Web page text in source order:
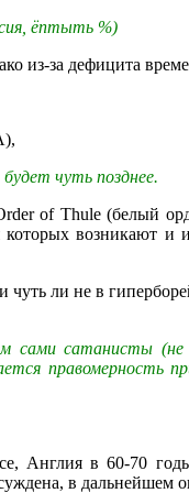
ёптыть %)
из-за дефицита
чуть позднее.
of Thule (белый
возникают
ли не в
сатанисты
правомерность
Англия в 60-70
в дальнейшем